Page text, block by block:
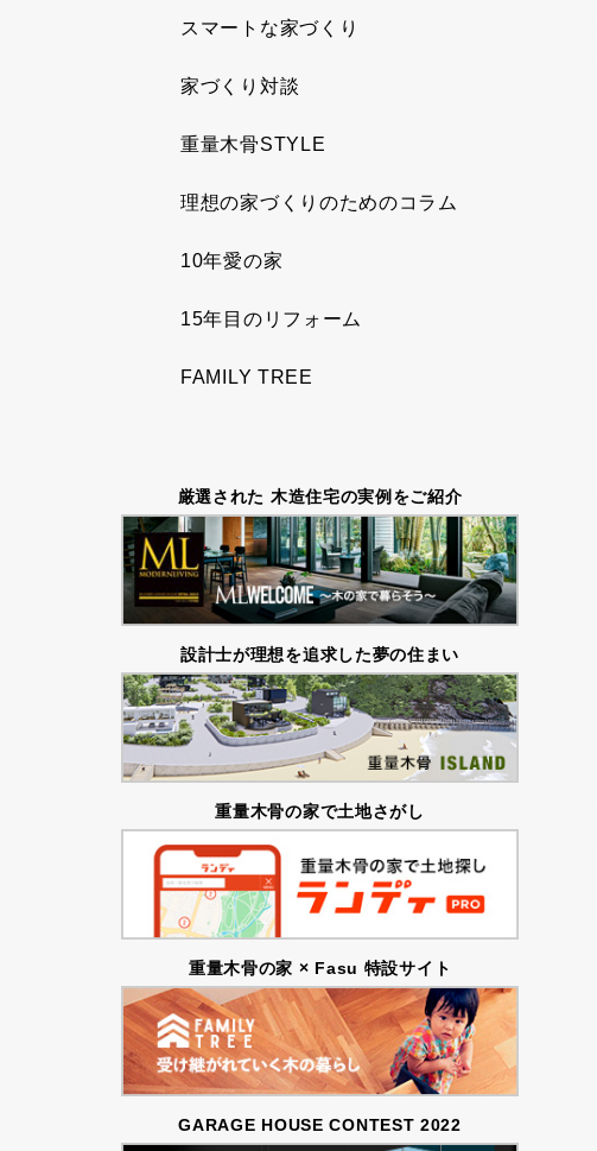
スマートな家づくり
家づくり対談
重量木骨STYLE
理想の家づくりのためのコラム
10年愛の家
15年目のリフォーム
FAMILY TREE
厳選された 木造住宅の実例をご紹介
設計士が理想を追求した夢の住まい
重量木骨の家で土地さがし
重量木骨の家 × Fasu 特設サイト
GARAGE HOUSE CONTEST 2022